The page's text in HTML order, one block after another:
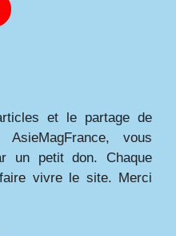
et le partage de
vous
un petit don. Chaque
vivre le site. Merci